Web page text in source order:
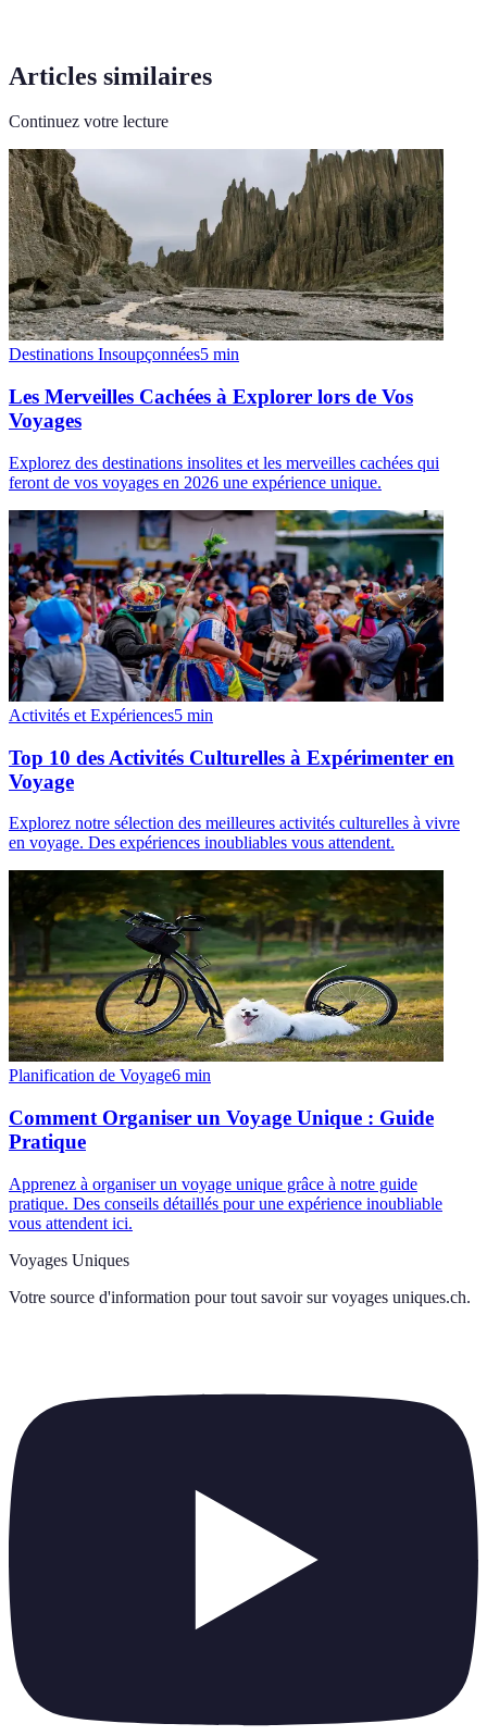
Articles similaires
Continuez votre lecture
Destinations Insoupçonnées5 min
Les Merveilles Cachées à Explorer lors de Vos
Voyages
Explorez des destinations insolites et les merveilles cachées qui
feront de vos voyages en 2026 une expérience unique.
Activités et Expériences5 min
Top 10 des Activités Culturelles à Expérimenter en
Voyage
Explorez notre sélection des meilleures activités culturelles à vivre
en voyage. Des expériences inoubliables vous attendent.
Planification de Voyage6 min
Comment Organiser un Voyage Unique : Guide
Pratique
Apprenez à organiser un voyage unique grâce à notre guide
pratique. Des conseils détaillés pour une expérience inoubliable
vous attendent ici.
Voyages Uniques
Votre source d'information pour tout savoir sur voyages uniques.ch.